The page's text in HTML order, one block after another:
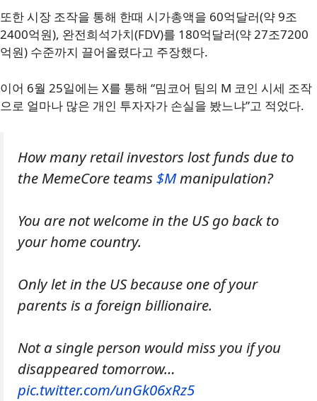
또한 시장 조작을 통해 한때 시가총액을 60억달러(약 9조
2400억원), 완전희석가치(FDV)를 180억달러(약 27조7200
억원) 수준까지 끌어올렸다고 주장했다.
이어 6월 25일에는 X를 통해 “밈코어 팀의 M 코인 시세 조작
으로 얼마나 많은 개인 투자자가 손실을 봤느냐”고 적었다.
How many retail investors lost funds due to
the MemeCore teams$Mmanipulation?
You are not welcome in the US go back to
your home country.
Only let in the US because one of your
parents is a foreign billionaire.
Not a single person would miss you if you
disappeared tomorrow…
pic.twitter.com/unGk06xRz5